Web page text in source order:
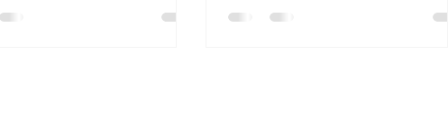
de l’écosystème
cachettes naturelles et un bac bien